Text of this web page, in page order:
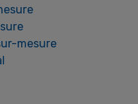
mesure